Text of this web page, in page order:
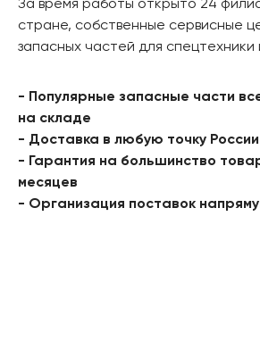
За время работы открыто 24
стране, собственные сервисные
запасных частей для спецтехники
- Популярные запасные части
на складе
- Доставка в любую точку России
- Гарантия на большинство
месяцев
- Организация поставок